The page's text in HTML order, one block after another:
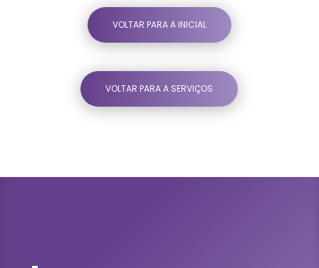
VOLTAR PARA A INICIAL
VOLTAR PARA A SERVIÇOS